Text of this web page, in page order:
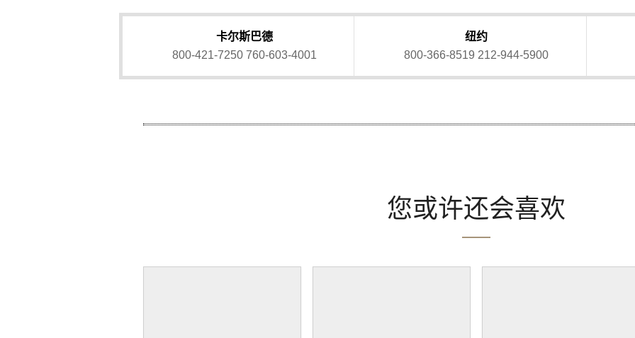
卡尔斯巴德
800-421-7250 760-603-4001
纽约
800-366-8519 212-944-5900
您或许还会喜欢